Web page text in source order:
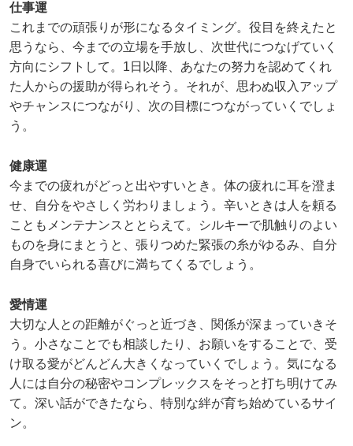
仕事運
これまでの頑張りが形になるタイミング。役目を終えたと
思うなら、今までの立場を手放し、次世代につなげていく
方向にシフトして。1日以降、あなたの努力を認めてくれ
た人からの援助が得られそう。それが、思わぬ収入アップ
やチャンスにつながり、次の目標につながっていくでしょ
う。
健康運
今までの疲れがどっと出やすいとき。体の疲れに耳を澄ま
せ、自分をやさしく労わりましょう。辛いときは人を頼る
こともメンテナンスととらえて。シルキーで肌触りのよい
ものを身にまとうと、張りつめた緊張の糸がゆるみ、自分
自身でいられる喜びに満ちてくるでしょう。
愛情運
大切な人との距離がぐっと近づき、関係が深まっていきそ
う。小さなことでも相談したり、お願いをすることで、受
け取る愛がどんどん大きくなっていくでしょう。気になる
人には自分の秘密やコンプレックスをそっと打ち明けてみ
て。深い話ができたなら、特別な絆が育ち始めているサイ
ン。